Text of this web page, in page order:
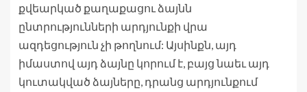
քվեարկած քաղաքացու ձայնն
ընտրությունների արդյունքի վրա
ազդեցություն չի թողնում: Այսինքն, այդ
իմաստով այդ ձայնը կորում է, բայց նաեւ այդ
կուտակված ձայները, դրանց արդյունքում